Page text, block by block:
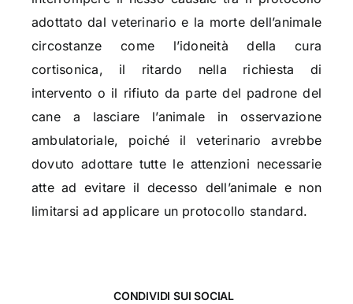
adottato dal veterinario e la morte dell’animale
circostanze come l’idoneità della cura
cortisonica, il ritardo nella richiesta di
intervento o il rifiuto da parte del padrone del
cane a lasciare l’animale in osservazione
ambulatoriale, poiché il veterinario avrebbe
dovuto adottare tutte le attenzioni necessarie
atte ad evitare il decesso dell’animale e non
limitarsi ad applicare un protocollo standard.
CONDIVIDI SUI SOCIAL